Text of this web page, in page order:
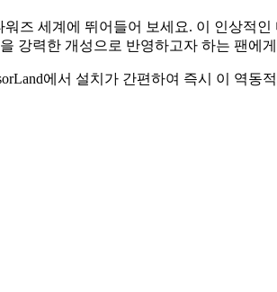
워즈 세계에 뛰어들어 보세요. 이 인상
강력한 개성으로 반영하고자 하는 팬에
에서 설치가 간편하여 즉시 이 역동